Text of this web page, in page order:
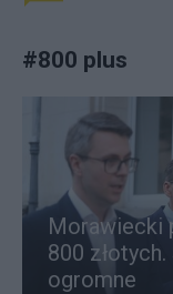
#800 plus
Morawiecki
800
ogromne